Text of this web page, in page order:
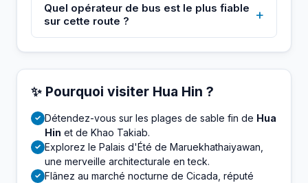
Quel opérateur de bus est le plus fiable
sur cette route ?
+
✨ Pourquoi visiter Hua Hin ?
✓ Détendez-vous sur les plages de sable fin de Hua
Hin et de Khao Takiab.
✓ Explorez le Palais d'Été de Maruekhathaiyawan,
une merveille architecturale en teck.
✓ Flânez au marché nocturne de Cicada, réputé